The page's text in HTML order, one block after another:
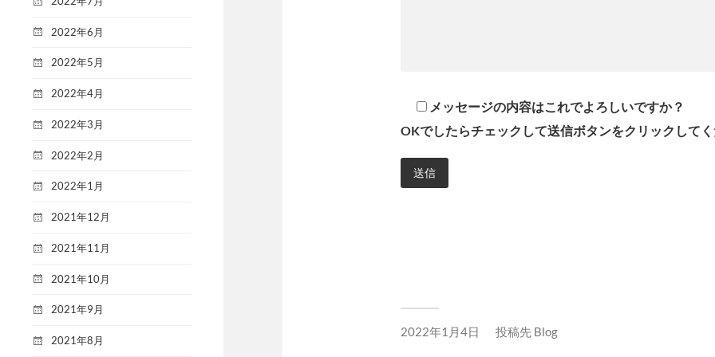
2022年6月
2022年5月
2022年4月
2022年3月
2022年2月
2022年1月
2021年12月
2021年11月
2021年10月
2021年9月
2021年8月
メッセージの内容はこれでよろしいですか？
OKでしたらチェックして送信ボタンをクリックして
2022年1月4日 投稿先 Blog